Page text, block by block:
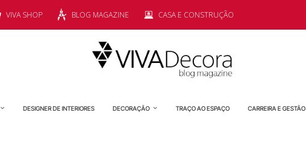
VIVA SHOP BLOG MAGAZINE CASA E CONSTRUÇÃO
DESIGNER DE INTERIORES DECORAÇÃO TRAÇO AO ESPAÇO CARREIRA E GESTÃO